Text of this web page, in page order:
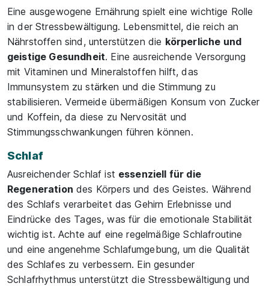
Eine ausgewogene Ernährung spielt eine wichtige Rolle
in der Stressbewältigung. Lebensmittel, die reich an
Nährstoffen sind, unterstützen die körperliche und
geistige Gesundheit. Eine ausreichende Versorgung
mit Vitaminen und Mineralstoffen hilft, das
Immunsystem zu stärken und die Stimmung zu
stabilisieren. Vermeide übermäßigen Konsum von Zucker
und Koffein, da diese zu Nervosität und
Stimmungsschwankungen führen können.
Schlaf
Ausreichender Schlaf ist essenziell für die
Regeneration des Körpers und des Geistes. Während
des Schlafs verarbeitet das Gehirn Erlebnisse und
Eindrücke des Tages, was für die emotionale Stabilität
wichtig ist. Achte auf eine regelmäßige Schlafroutine
und eine angenehme Schlafumgebung, um die Qualität
des Schlafes zu verbessern. Ein gesunder
Schlafrhythmus unterstützt die Stressbewältigung und